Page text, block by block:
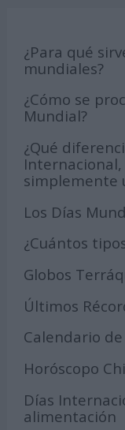
¿Para qué
mundiales?
¿Cómo se
Mundial?
¿Qué
simplemente
Los Días
¿Cuántos
Globos
Últimos
Calendario
Horóscopo
Días
alimentación